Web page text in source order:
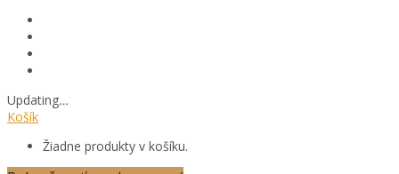
Updating…
Košík
Žiadne produkty v košíku.